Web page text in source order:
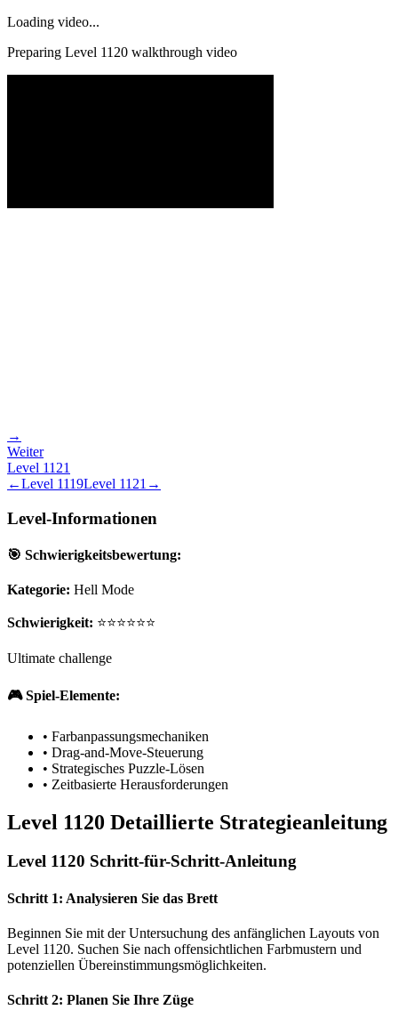
Loading video...
Preparing Level 1120 walkthrough video
→
Weiter
Level 1121
←Level 1119Level 1121 →
Level-Informationen
🎯 Schwierigkeitsbewertung:
Kategorie: Hell Mode
Schwierigkeit: ⭐⭐⭐⭐⭐⭐
Ultimate challenge
🎮 Spiel-Elemente:
• Farbanpassungsmechaniken
• Drag-and-Move-Steuerung
• Strategisches Puzzle-Lösen
• Zeitbasierte Herausforderungen
Level 1120 Detaillierte Strategieanleitung
Level 1120 Schritt-für-Schritt-Anleitung
Schritt 1: Analysieren Sie das Brett
Beginnen Sie mit der Untersuchung des anfänglichen Layouts von
Level 1120. Suchen Sie nach offensichtlichen Farbmustern und
potenziellen Übereinstimmungsmöglichkeiten.
Schritt 2: Planen Sie Ihre Züge